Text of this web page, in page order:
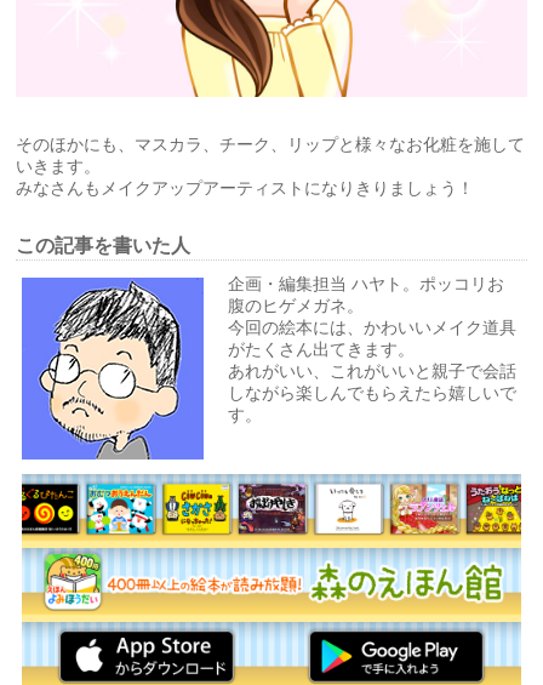
そのほかにも、マスカラ、チーク、リップと様々なお化粧を施して
いきます。
みなさんもメイクアップアーティストになりきりましょう！
この記事を書いた人
企画・編集担当 ハヤト。ポッコリお
腹のヒゲメガネ。
今回の絵本には、かわいいメイク道具
がたくさん出てきます。
あれがいい、これがいいと親子で会話
しながら楽しんでもらえたら嬉しいで
す。